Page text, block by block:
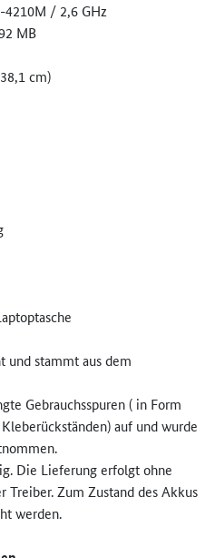
/ 2,6 GHz
MB
cm)
und stammt aus dem
Gebrauchsspuren ( in Form
auf und wurde
Die Lieferung erfolgt ohne
Treiber. Zum Zustand des Akkus
werden.